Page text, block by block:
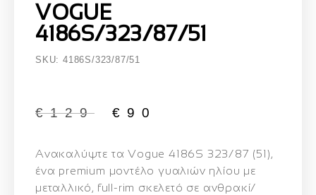
VOGUE
4186S/323/87/51
SKU: 4186S/323/87/51
€129 € 90
Ανακαλύψτε ταVogue 4186S 323/87 (51),
ένα premium μοντέλο γυαλιών ηλίου με
μεταλλικό, full-rim σκελετό σε ανθρακί/